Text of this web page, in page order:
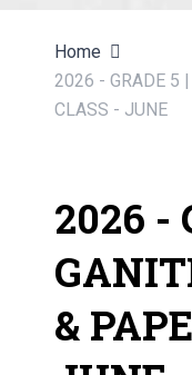
Home
2026 - GRADE 5
CLASS - JUNE
2026 -
&